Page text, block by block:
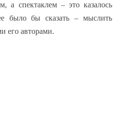
а спектаклем – это казалось
было бы сказать – мыслить
его авторами.